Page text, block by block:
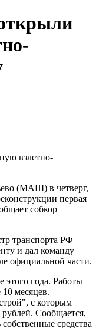
(МАШ) в четверг,
первая
собкор
транспорта РФ
и дал команду
официальной части.
года. Работы
месяцев.
с которым
Сообщается,
средства